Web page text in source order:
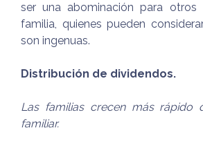
ser una abominación para
familia, quienes pueden
son ingenuas.
Distribución de dividendos.
Las familias crecen más rápido
familiar.